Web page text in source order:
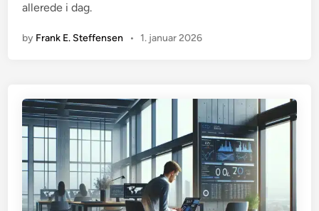
allerede i dag.
by Frank E. Steffensen • 1. januar 2026